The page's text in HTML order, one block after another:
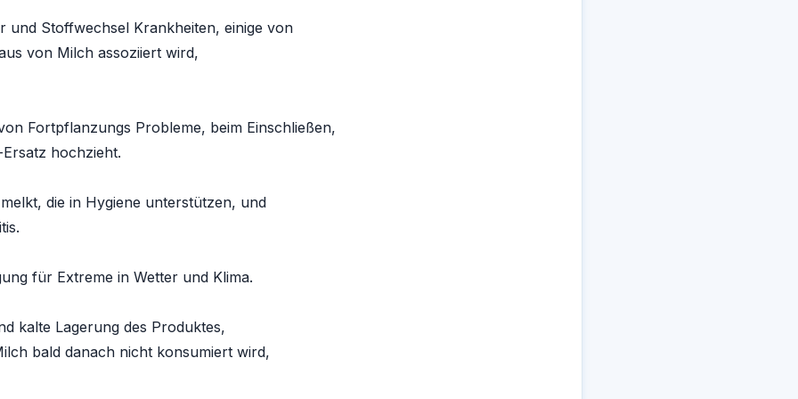
und Stoffwechsel Krankheiten, einige von
von Milch assoziiert wird,
Fortpflanzungs Probleme, beim Einschließen,
hochzieht.
die in Hygiene unterstützen, und
für Extreme in Wetter und Klima.
kalte Lagerung des Produktes,
bald danach nicht konsumiert wird,